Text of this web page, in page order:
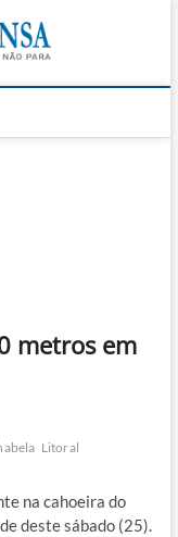
SÃO SEBASTIÃO,
metros em
Litoral
na cahoeira do
deste sábado (25).